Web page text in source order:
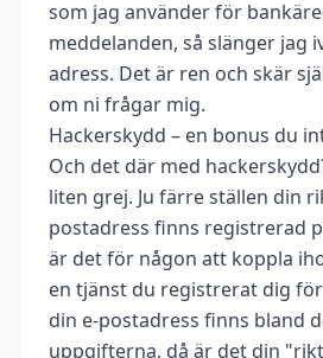
som jag använder för
meddelanden, så slänger jag
adress. Det är ren och skär
om ni frågar mig.
Hackerskydd – en bonus du
Och det där med
liten grej. Ju färre ställen din
postadress finns registrerad
är det för någon att koppla
en tjänst du registrerat dig
din e-postadress finns bland
uppgifterna, då är det din